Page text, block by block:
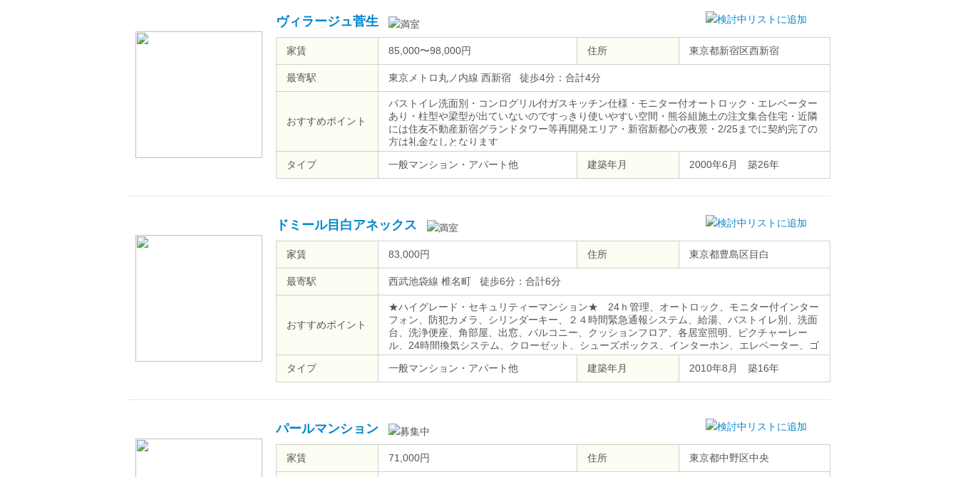
ヴィラージュ菅生
家賃 85,000〜98,000円 住所 東京都新宿区西新宿
最寄駅 東京メトロ丸ノ内線 西新宿 徒歩4分：合計4分
おすすめポイント
バストイレ洗面別・コンログリル付ガスキッチン仕様・モニター付オートロック・エレベーター
あり・柱型や梁型が出ていないのですっきり使いやすい空間・熊谷組施土の注文集合住宅・近隣
には住友不動産新宿グランドタワー等再開発エリア・新宿新都心の夜景・2/25までに契約完了の
方は礼金なしとなります
タイプ
一般マンション・アパート他 建築年月 2000年6月 築26年
ドミール目白アネックス
家賃 83,000円 住所 東京都豊島区目白
最寄駅 西武池袋線 椎名町 徒歩6分：合計6分
おすすめポイント
★ハイグレード・セキュリティーマンション★ 24ｈ管理、オートロック、モニター付インター
フォン、防犯カメラ、シリンダーキー、２４時間緊急通報システム、給湯、バストイレ別、洗面
台、洗浄便座、角部屋、出窓、バルコニー、クッションフロア、各居室照明、ピクチャーレー
ル、24時間換気システム、クローゼット、シューズボックス、インターホン、エレベーター、ゴ
ミ置場、駐輪場、バイク置場、地上デジタル、ＢＳ、２４時間ゴミ出し可、敷地内ごみ置き場、
ネット使用料不要
タイプ 一般マンション・アパート他 建築年月 2010年8月 築16年
パールマンション
家賃 71,000円 住所 東京都中野区中央